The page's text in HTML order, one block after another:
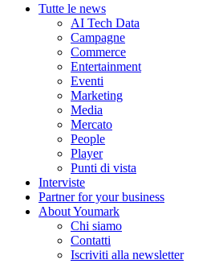
Tutte le news
AI Tech Data
Campagne
Commerce
Entertainment
Eventi
Marketing
Media
Mercato
People
Player
Punti di vista
Interviste
Partner for your business
About Youmark
Chi siamo
Contatti
Iscriviti alla newsletter